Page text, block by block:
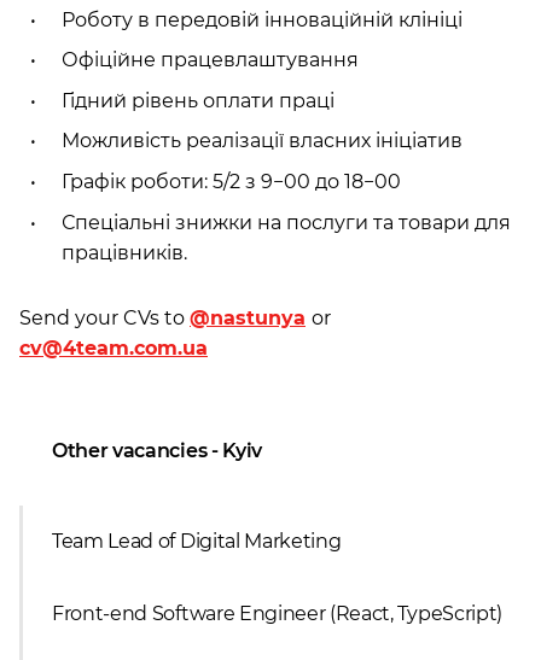
Роботу в передовій інноваційній клініці
Офіційне працевлаштування
Гідний рівень оплати праці
Можливість реалізації власних ініціатив
Графік роботи: 5/2 з 9−00 до 18−00
Спеціальні знижки на послуги та товари для
працівників.
Send your CVs to @nastunya or
cv@4team.com.ua
Other vacancies - Kyiv
Team Lead of Digital Marketing
Front-end Software Engineer (React, TypeScript)